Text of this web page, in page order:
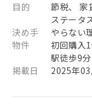
目的
節税、 家
ステータ
決め手
やらない
物件
初回購入
駅徒歩9
掲載日
2025年